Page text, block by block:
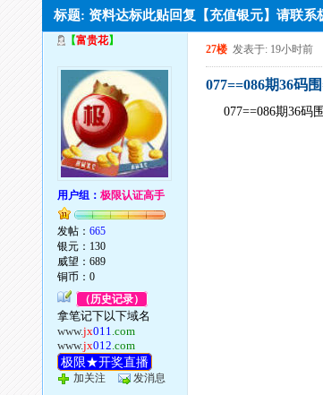
标题: 资料达标此贴回复【充值银元】请联
【富贵花】
用户组：极限认证高手
发帖：665
银元：130
威望：689
铜币：0
（历史记录）
拿笔记下以下域名
www.jx011.com
www.jx012.com
极限★开奖直播
加关注 发消息
27楼 发表于: 19小时前
077==086期36码
077==086期36码